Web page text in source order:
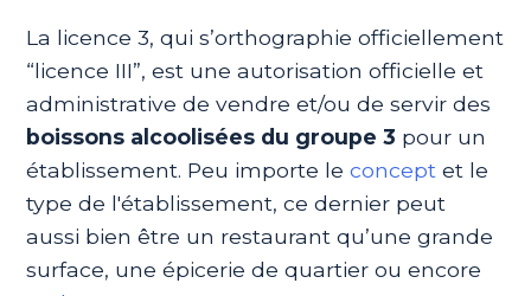
La licence 3, qui s’orthographie officiellement
“licence III”, est une autorisation officielle et
administrative de vendre et/ou de servir des
boissons alcoolisées du groupe 3 pour un
établissement. Peu importe le concept et le
type de l'établissement, ce dernier peut
aussi bien être un restaurant qu’une grande
surface, une épicerie de quartier ou encore